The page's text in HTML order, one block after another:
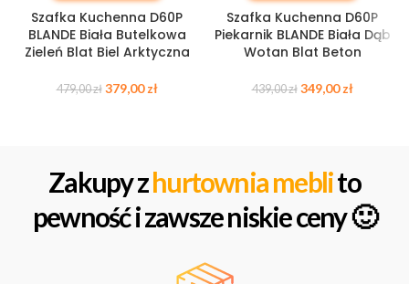
Szafka Kuchenna D60P
BLANDE Biała Butelkowa
Zieleń Blat Biel Arktyczna
479,00zł 379,00zł
Szafka Kuchenna D60P
Piekarnik BLANDE Biała Dąb
Wotan Blat Beton
439,00zł 349,00zł
Zakupy zhurtownia meblito
pewność i zawsze niskie ceny 🙂